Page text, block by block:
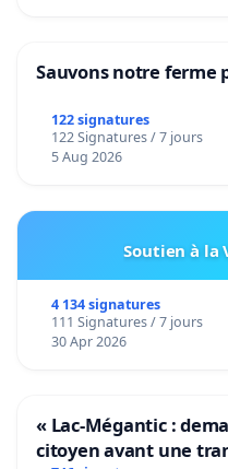
Sauvons notre ferme
122 signatures
122 Signatures / 7 jours
5 Aug 2026
Soutien à la
4 134 signatures
111 Signatures / 7 jours
30 Apr 2026
« Lac-Mégantic :
citoyen avant une